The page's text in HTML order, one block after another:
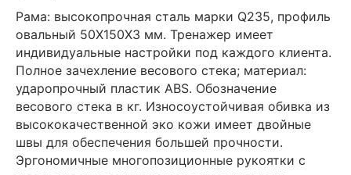
Рама: высокопрочная сталь марки Q235, профиль
овальный 50Х150Х3 мм. Тренажер имеет
индивидуальные настройки под каждого клиента.
Полное зачехление весового стека; материал:
ударопрочный пластик ABS. Обозначение
весового стека в кг. Износоустойчивая обивка из
высококачественной эко кожи имеет двойные
швы для обеспечения большей прочности.
Эргономичные многопозиционные рукоятки с